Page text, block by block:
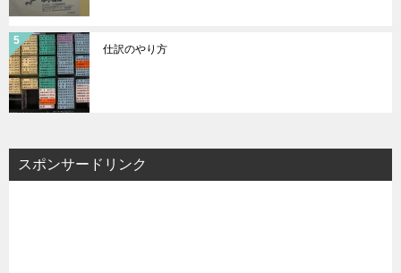
仕訳のやり方
スポンサードリンク